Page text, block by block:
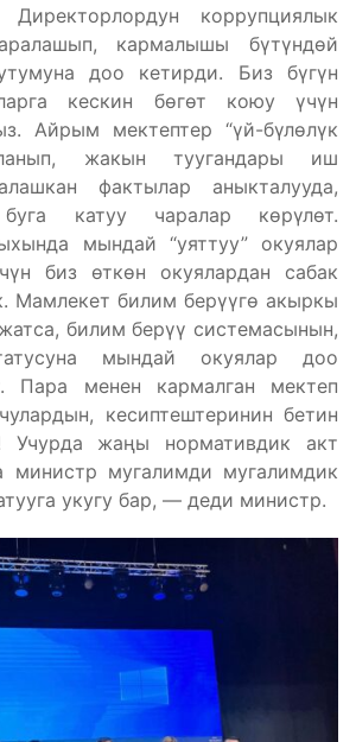
Директорлордун коррупциялык
кармалышы бүтүндөй
доо кетирди. Биз бүгүн
кескин бөгөт коюу үчүн
Айрым мектептер “үй-бүлөлүк
жакын туугандары иш
фактылар аныкталууда,
катуу чаралар көрүлөт.
мындай “уяттуу” окуялар
биз өткөн окуялардан сабак
Мамлекет билим берүүгө акыркы
билим берүү системасынын,
мындай окуялар доо
Пара менен кармалган мектеп
кесиптештеринин бетин
Учурда жаңы нормативдик акт
министр мугалимди мугалимдик
укугу бар, — деди министр.